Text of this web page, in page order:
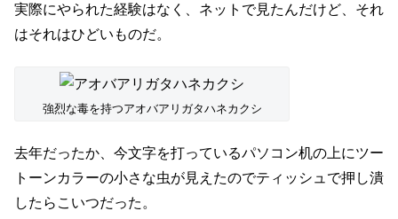
実際にやられた経験はなく、ネットで見たんだけど、それ
はそれはひどいものだ。
強烈な毒を持つアオバアリガタハネカクシ
去年だったか、今文字を打っているパソコン机の上にツー
トーンカラーの小さな虫が見えたのでティッシュで押し潰
したらこいつだった。